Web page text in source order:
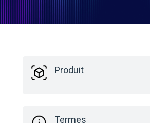
Produit
Termes